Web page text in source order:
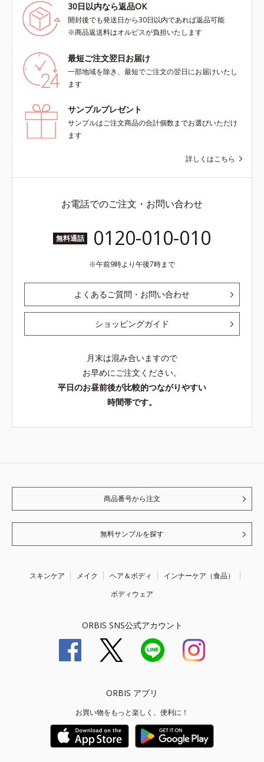
30日以内なら返品OK
開封後でも発送日から30日以内であれば返品可能
※商品返送料はオルビスが負担いたします
最短ご注文翌日お届け
一部地域を除き、最短でご注文の翌日にお届けいたし
ます
サンプルプレゼント
サンプルはご注文商品の合計個数までお選びいただけ
ます
詳しくはこちら
お電話でのご注文・お問い合わせ
無料通話 0120-010-010
午前9時より午後7時まで
よくあるご質問・お問い合わせ
ショッピングガイド
月末は混み合いますので
お早めにご注文ください。
平日のお昼前後が比較的つながりやすい
時間帯です。
商品番号から注文
無料サンプルを探す
スキンケア メイク ヘア＆ボディ
インナーケア（食品）
ボディウェア
ORBIS SNS公式アカウント
ORBIS アプリ
お買い物をもっと楽しく、便利に！